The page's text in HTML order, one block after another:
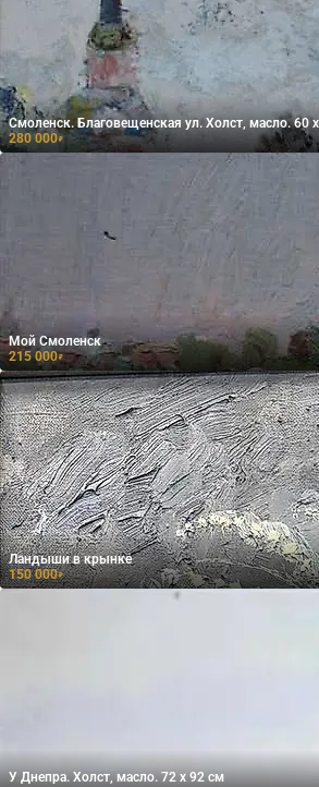
Смоленск. Благовещенская ул. Холст, масло. 60
280 000₽
Мой Смоленск
215 000₽
Ландыши в крынке
150 000₽
У Днепра. Холст, масло. 72 х 92 см